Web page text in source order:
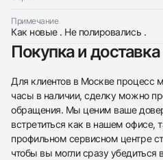
Примечание
Как новые . Не полировались .
Покупка и доставка
Для клиентов в Москве процесс
часы в наличии, сделку можно
обращения. Мы ценим ваше
встретиться как в нашем офисе,
профильном сервисном центре
чтобы вы могли сразу убедиться